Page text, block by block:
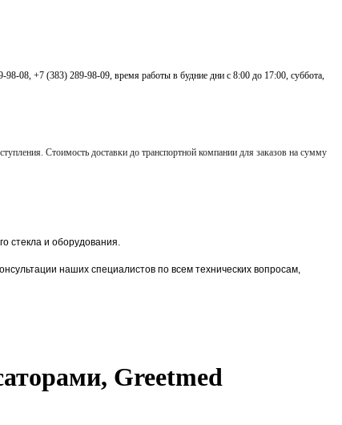
98-08, +7 (383) 289-98-09, время работы в будние дни с 8:00 до 17:00, суббота,
Стоимость доставки до транспортной компании для заказов на сумму
стекла и оборудования.
наших специалистов по всем технических вопросам,
Greetmed